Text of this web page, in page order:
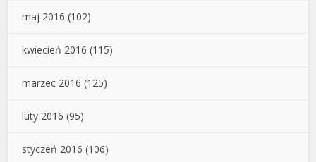
maj 2016 (102)
kwiecień 2016 (115)
marzec 2016 (125)
luty 2016 (95)
styczeń 2016 (106)